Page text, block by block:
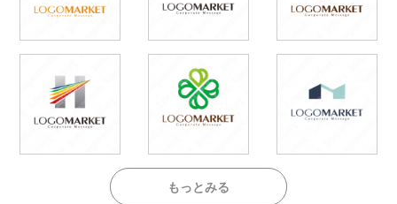
もっとみる